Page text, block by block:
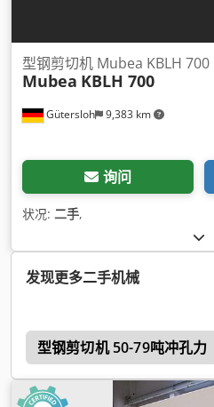
Gütersloh 9,383 km
型钢剪切机 Mubea KBLH 700
Mubea KBLH 700
询问
状况: 二手,
发现更多二手机械
型钢剪切机 50-79吨冲孔力